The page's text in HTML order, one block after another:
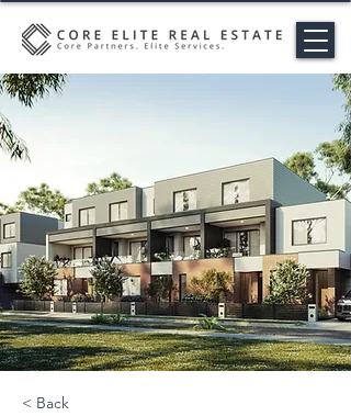
< Back